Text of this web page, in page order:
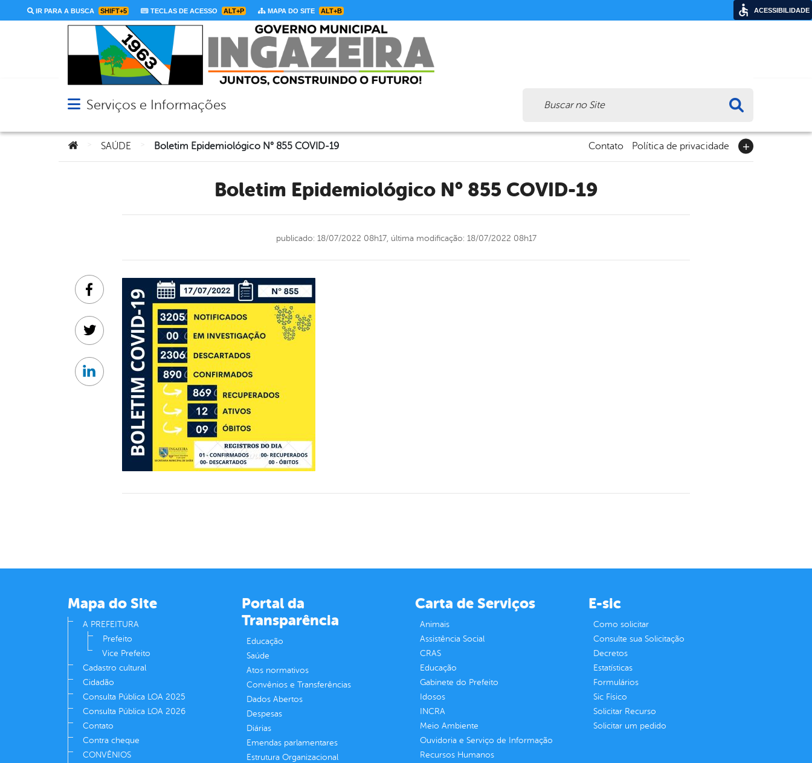
IR PARA A BUSCA SHIFT+5 TECLAS DE ACESSO ALT+P MAPA DO SITE ALT+B
Abrir menu principal de navegação
Serviços e Informações
Você está aqui:
SAÚDE Boletim Epidemiológico N° 855 COVID-19 Contato Política de privacidade
Boletim Epidemiológico N° 855 COVID-19
publicado: 18/07/2022 08h17, última modificação: 18/07/2022 08h17
Facebook
Twitter
Linkedin
Mapa do Site
A PREFEITURA
Prefeito
Vice Prefeito
Cadastro cultural
Cidadão
Consulta Pública LOA 2025
Consulta Pública LOA 2026
Contato
Contra cheque
CONVÊNIOS
Portal da
Transparência
Educação
Saúde
Atos normativos
Convênios e Transferências
Dados Abertos
Despesas
Diárias
Emendas parlamentares
Estrutura Organizacional
Carta de Serviços
Animais
Assistência Social
CRAS
Educação
Gabinete do Prefeito
Idosos
INCRA
Meio Ambiente
Ouvidoria e Serviço de Informação
Recursos Humanos
E-sic
Como solicitar
Consulte sua Solicitação
Decretos
Estatísticas
Formulários
Sic Físico
Solicitar Recurso
Solicitar um pedido
ACESSIBILIDADE